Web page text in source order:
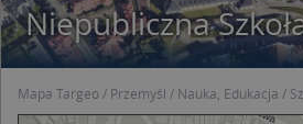
Mapa Targeo Przemyśl Nauka, Edukacja